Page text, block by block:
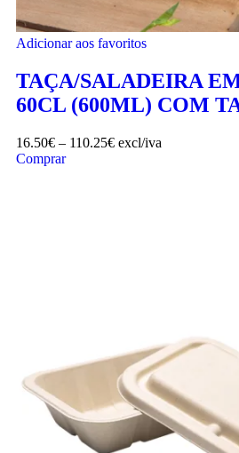
Adicionar aos favoritos
TAÇA/SALADEIRA
60CL (600ML) COM
16.50€ – 110.25€ excl/iva
Comprar